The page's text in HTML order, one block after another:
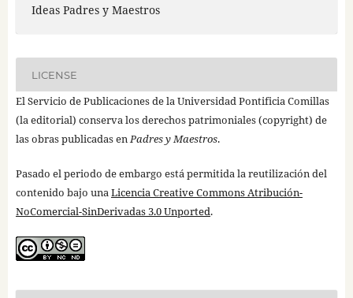
Ideas Padres y Maestros
LICENSE
El Servicio de Publicaciones de la Universidad Pontificia Comillas
(la editorial) conserva los derechos patrimoniales (copyright) de
las obras publicadas enPadres y Maestros.
Pasado el periodo de embargo está permitida la reutilización del
contenido bajo unaLicencia Creative Commons Atribución-
NoComercial-SinDerivadas 3.0 Unported.